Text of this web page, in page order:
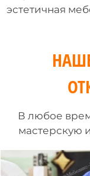
эстетичная
В любое
мастерскую